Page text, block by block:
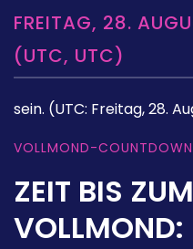
FREITAG, 28.
(UTC, UTC)
sein. (UTC: Freitag, 28.
VOLLMOND-COUNTDOWN
ZEIT BIS
VOLLMOND: